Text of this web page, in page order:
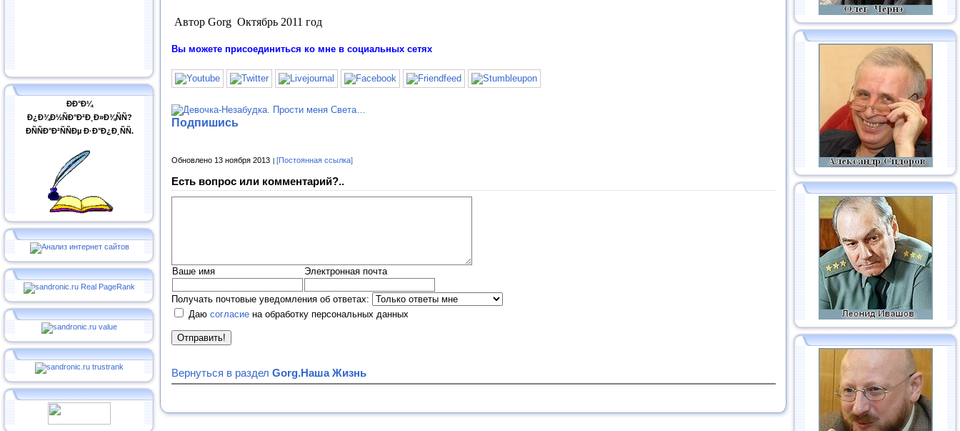
ÐÐ°Ð¼
Ð¿Ð¾Ð½ÑÐ°Ð²Ð¸Ð»Ð¾ÑÑ?
ÐÑÑÐ°Ð²ÑÑÐµ Ð·Ð°Ð¿Ð¸ÑÑ.
Автор Gorg Октябрь 2011 год
Вы можете присоединиться ко мне в социальных сетях
Подпишись
Обновлено 13 ноября 2013 [Постоянная ссылка]
Есть вопрос или комментарий?..
Ваше имя Электронная почта
Получать почтовые уведомления об ответах:
Даю согласие на обработку персональных данных
Вернуться в раздел Gorg.Наша Жизнь